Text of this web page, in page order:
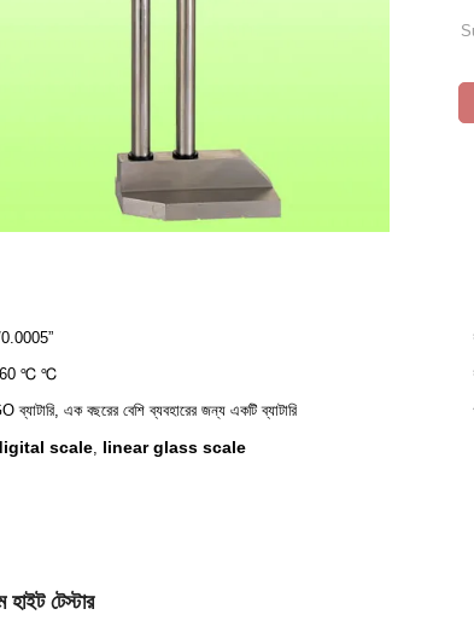
0.0005”
℃ ℃
এক বছরের বেশি ব্যবহারের জন্য একটি ব্যাটারি
scale, linear glass scale
টেস্টার